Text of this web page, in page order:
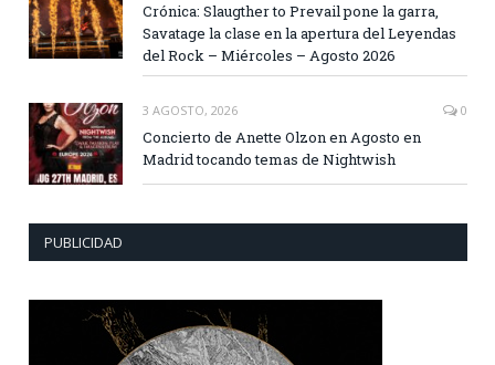
Crónica: Slaugther to Prevail pone la garra,
Savatage la clase en la apertura del Leyendas
del Rock – Miércoles – Agosto 2026
3 AGOSTO, 2026 0
Concierto de Anette Olzon en Agosto en
Madrid tocando temas de Nightwish
PUBLICIDAD